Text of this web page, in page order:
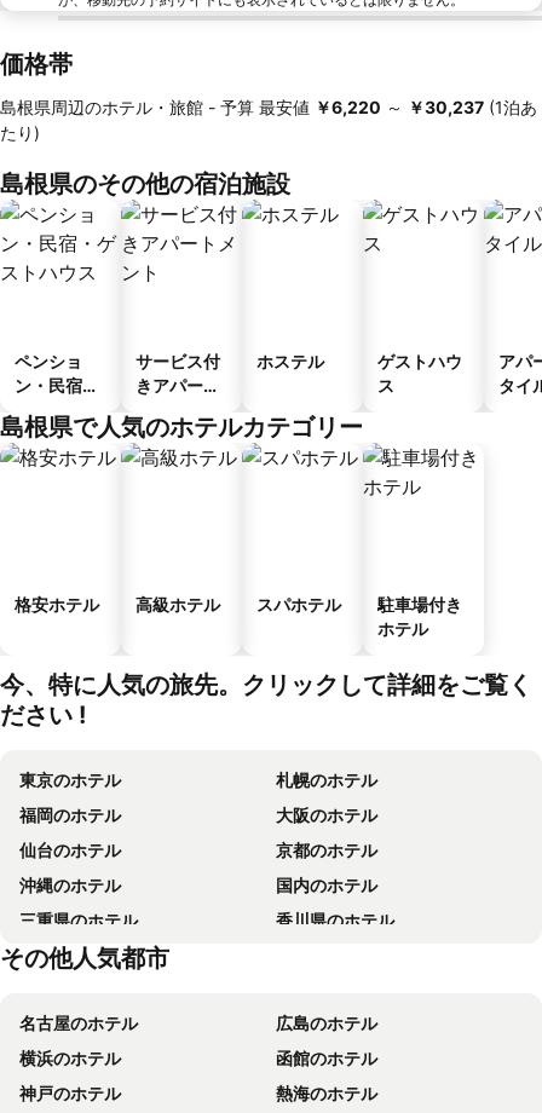
価格帯
島根県周辺のホテル・旅館 - 予算 最安値 ‎￥6,220 ～ ‎￥30,237 (1泊あ
たり)
島根県のその他の宿泊施設
ペンショ
ン・民宿・
ゲストハウ
ス
サービス付
きアパート
ホステル
ゲストハウ
ス
アパ
タイ
島根県で人気のホテルカテゴリー
格安ホテル 高級ホテル スパホテル
駐車場付き
ホテル
今、特に人気の旅先。クリックして詳細をご覧く
ださい !
東京のホテル
札幌のホテル
福岡のホテル
大阪のホテル
仙台のホテル
京都のホテル
沖縄のホテル
国内のホテル
三重県のホテル
香川県のホテル
東京都のホテル
その他人気都市
名古屋のホテル
広島のホテル
横浜のホテル
函館のホテル
神戸のホテル
熱海のホテル